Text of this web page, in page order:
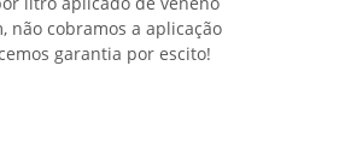
não cobramos a aplicação
garantia por escito!